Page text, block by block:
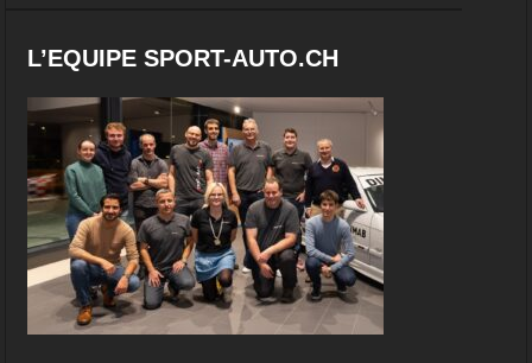
L’EQUIPE SPORT-AUTO.CH